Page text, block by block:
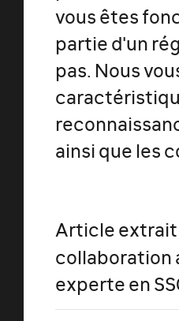
vous êtes
partie d'un
pas. Nous
ainsi que les
Article
collaboration
experte en